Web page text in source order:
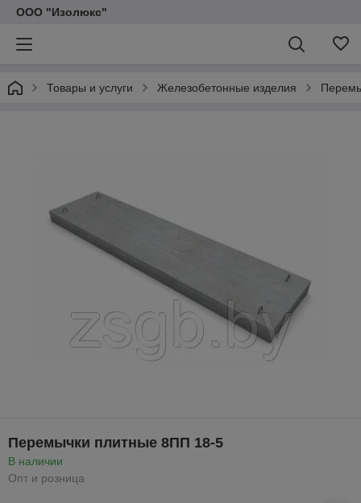
ООО "Изолюкс"
Товары и услуги Железобетонные изделия
Перемычки плитные 8ПП 18-5
В наличии
Опт и розница